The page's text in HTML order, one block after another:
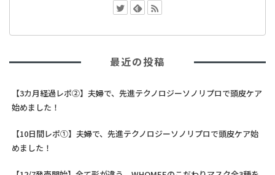
最近の投稿
【3カ月経過レポ②】夫婦で、先進テクノロジーソノリプロで頭皮ケア
始めました！
【10日間レポ①】夫婦で、先進テクノロジーソノリプロで頭皮ケア始
めました！